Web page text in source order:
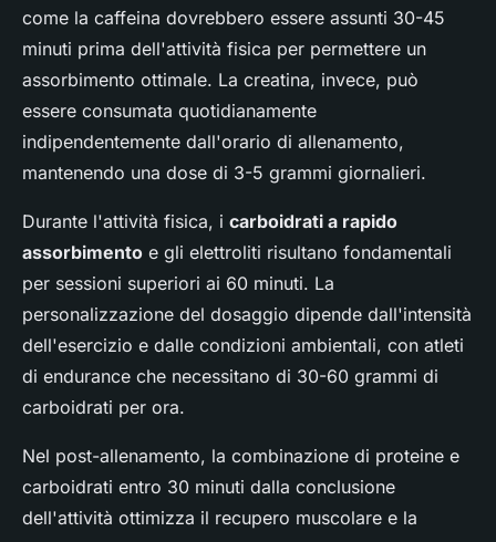
come la caffeina dovrebbero essere assunti 30-45
minuti prima dell'attività fisica per permettere un
assorbimento ottimale. La creatina, invece, può
essere consumata quotidianamente
indipendentemente dall'orario di allenamento,
mantenendo una dose di 3-5 grammi giornalieri.
Durante l'attività fisica, i carboidrati a rapido
assorbimento e gli elettroliti risultano fondamentali
per sessioni superiori ai 60 minuti. La
personalizzazione del dosaggio dipende dall'intensità
dell'esercizio e dalle condizioni ambientali, con atleti
di endurance che necessitano di 30-60 grammi di
carboidrati per ora.
Nel post-allenamento, la combinazione di proteine e
carboidrati entro 30 minuti dalla conclusione
dell'attività ottimizza il recupero muscolare e la